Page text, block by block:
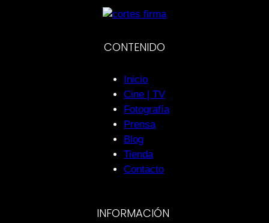
CONTENIDO
Inicio
Cine | TV
Fotografía
Prensa
Blog
Tienda
Contacto
INFORMACIÓN